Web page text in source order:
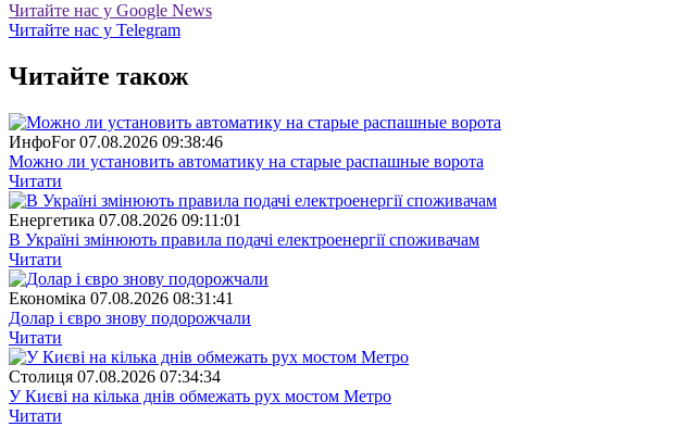
Читайте нас у Google News
Читайте нас у Telegram
Читайте також
ИнфоFor 07.08.2026 09:38:46
Можно ли установить автоматику на старые распашные ворота
Читати
Енергетика 07.08.2026 09:11:01
В Україні змінюють правила подачі електроенергії споживачам
Читати
Економіка 07.08.2026 08:31:41
Долар і євро знову подорожчали
Читати
Столиця 07.08.2026 07:34:34
У Києві на кілька днів обмежать рух мостом Метро
Читати